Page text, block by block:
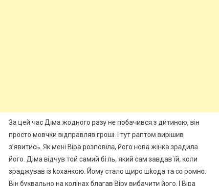
За цей час Діма жодного разу не побачився з дитиною, він
просто мовчки відправляв гроші. І тут раптом вирішив
з’явитись. Як мені Віра розповіла, його нова жінка зрадила
його. Діма відчув той самий бі ль, який сам завдав їй, коли
зраджував із kоханкою. Йому стало щиро шkода та со ромно.
Він буквально на колінах благав Віру вибачити його. І Віра